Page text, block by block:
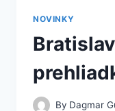
NOVINKY
By Dagmar